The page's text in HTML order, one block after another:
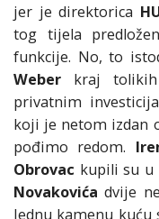
jer je direktorica
tog tijela
funkcije. No, to
Weber kraj
privatnim
koji je netom izdan
pođimo redom.
Obrovac kupili su u
Novakovića dvije
Jednu kamenu